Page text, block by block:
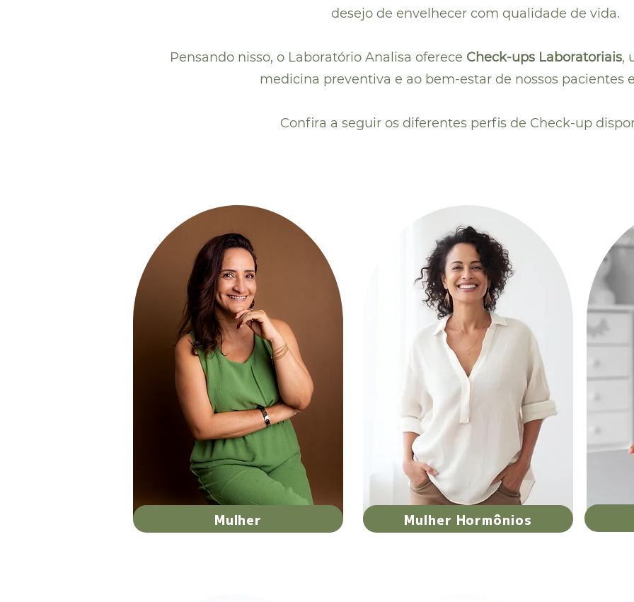
desejo de envelhecer com qualidade de vida.
Pensando nisso, o Laboratório Analisa oferece Check-ups Laboratoriais,
medicina preventiva e ao bem-estar de nossos pacientes
Confira a seguir os diferentes perfis de Check-up
Mulher Mulher Hormônios